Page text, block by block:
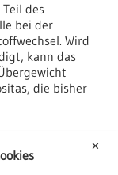
des
bei der
Wird
kann das
die bisher
hoffnung-bei-
✕